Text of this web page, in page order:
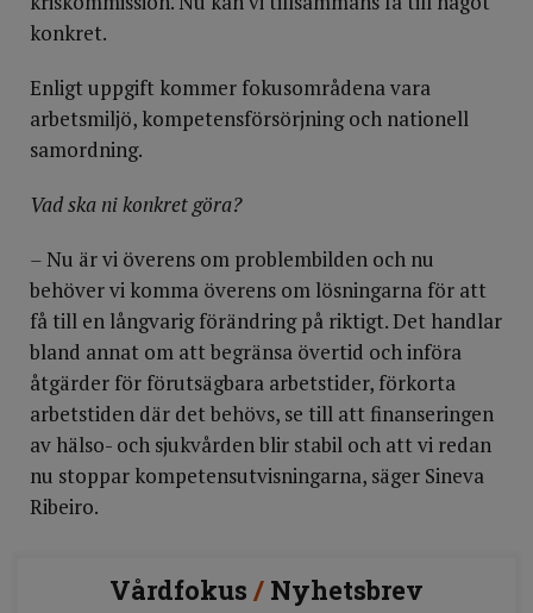
konkret.
Enligt uppgift kommer fokusområdena vara
arbetsmiljö, kompetensförsörjning och nationell
samordning.
Vad ska ni konkret göra?
–Nu är vi överens om problembilden och nu
behöver vi komma överens om lösningarna för att
få till en långvarig förändring på riktigt. Det handlar
bland annat om att begränsa övertid och införa
åtgärder för förutsägbara arbetstider, förkorta
arbetstiden där det behövs, se till att finanseringen
av hälso- och sjukvården blir stabil och att vi redan
nu stoppar kompetensutvisningarna, säger Sineva
Ribeiro.
Vårdfokus / Nyhetsbrev